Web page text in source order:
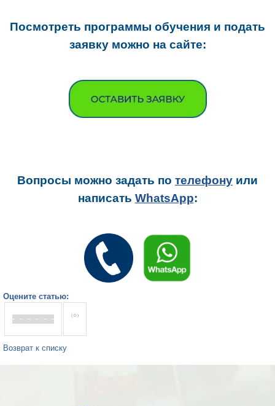
Посмотреть программы обучения и подать
заявку можно на сайте:
Вопросы можно задать по телефону или
написать WhatsApp:
Оцените статью:
( 0 )
Возврат к списку